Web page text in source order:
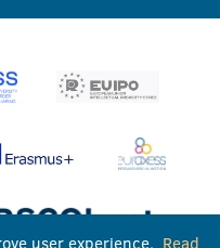
user experience. Read